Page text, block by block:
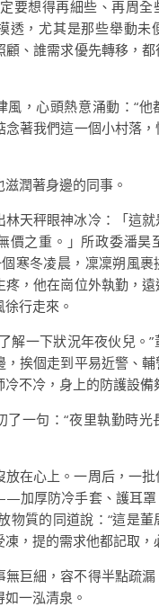
要想得再細些、再周全
透，尤其是那些舉動未
顧、誰需求優先轉移，都
風，心頭熱意涌動：“他
念著我們這一個小村落
潤著身邊的同事。
林天秤眼神冰冷：「這
價之重。」所政委潘昊
寒冬凌晨，凜凜朔風裹
疼，他在崗位外執勤，
行走來。
解一下狀況年夜伙兒。
，挨個走到平易近警、
不冷，身上的防護設備
了一句：“夜里執勤時光
放在心上。一周后，一
加厚防冷手套、護耳罩
物質的同道說：“這是
，提的需求他都記取，
無巨細，容不得半點疏
一泓清泉。